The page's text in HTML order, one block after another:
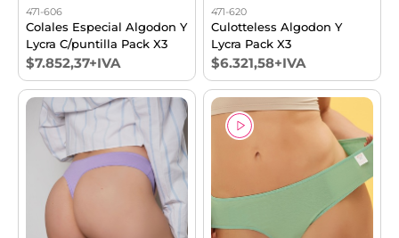
471-606
Colales Especial Algodon Y
Lycra C/puntilla Pack X3
$7.852,37+IVA
471-620
Culotteless Algodon Y
Lycra Pack X3
$6.321,58+IVA